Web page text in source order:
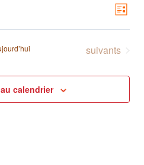
de
Liste
Évènements
suivants
calendrier